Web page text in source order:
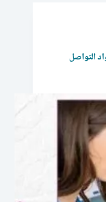
التواصل